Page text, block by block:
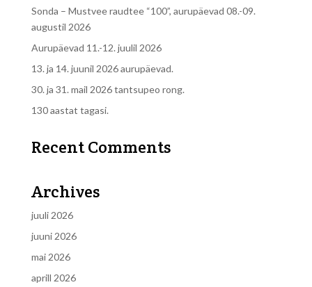
Sonda – Mustvee raudtee “100”, aurupäevad 08.-09.
augustil 2026
Aurupäevad 11.-12. juulil 2026
13. ja 14. juunil 2026 aurupäevad.
30. ja 31. mail 2026 tantsupeo rong.
130 aastat tagasi.
Recent Comments
Archives
juuli 2026
juuni 2026
mai 2026
aprill 2026